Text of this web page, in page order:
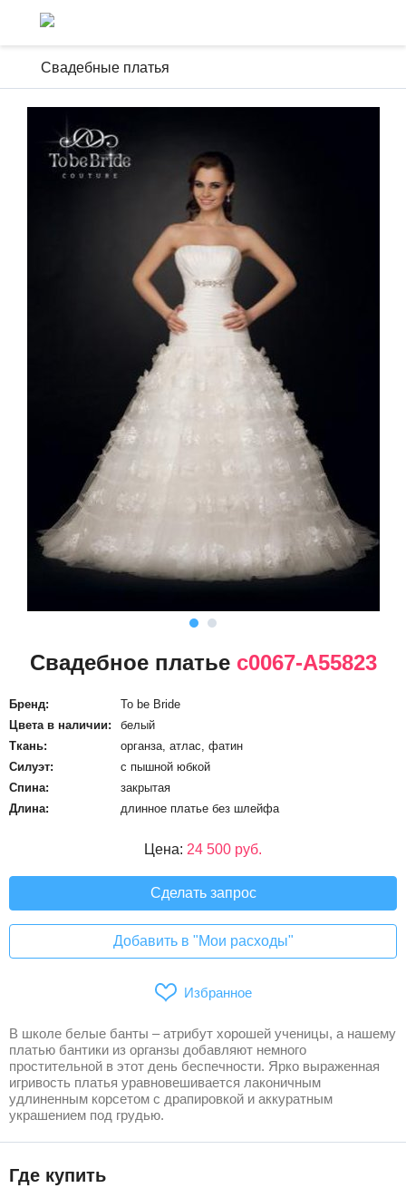
Свадебные платья
Свадебное платье c0067-А55823
Бренд:
To be Bride
Цвета в наличии:
белый
Ткань:
органза, атлас, фатин
Силуэт:
с пышной юбкой
Спина:
закрытая
Длина:
длинное платье без шлейфа
Цена: 24 500 руб.
Сделать запрос
Добавить в "Мои расходы"
Избранное
В школе белые банты – атрибут хорошей ученицы, а нашему
платью бантики из органзы добавляют немного
простительной в этот день беспечности. Ярко выраженная
игривость платья уравновешивается лаконичным
удлиненным корсетом с драпировкой и аккуратным
украшением под грудью.
Где купить